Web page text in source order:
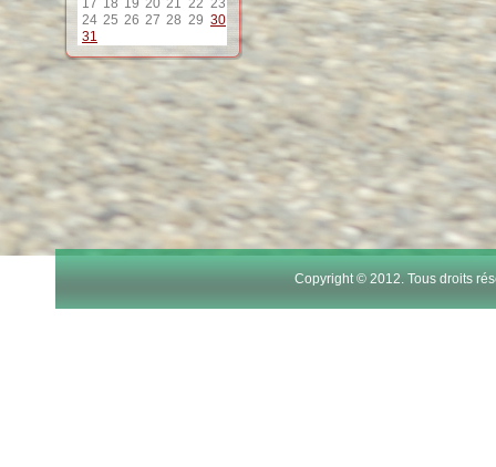
17 18 19 20 21 22 23
24 25 26 27 28 29 30
31
13
15
17
Copyright © 2012. Tous droits